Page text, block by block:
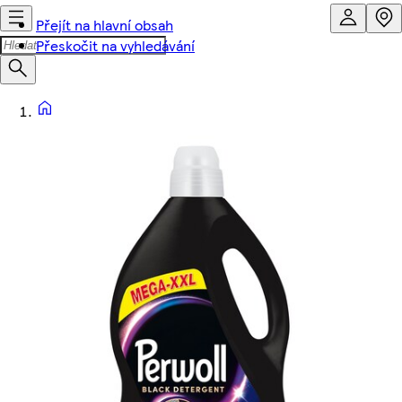
Přejít na hlavní obsah
Přeskočit na vyhledávání